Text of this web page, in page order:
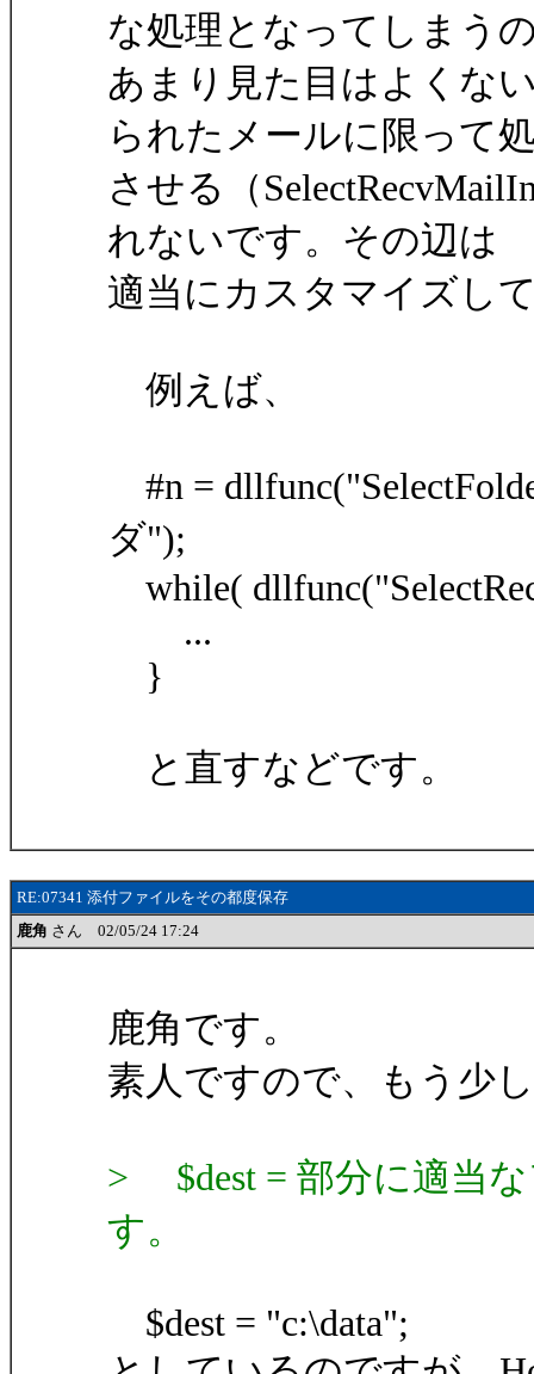
な処理となってしまう
あまり見た目はよくな
られたメールに限って
させる（
れないです。その辺は
適当にカスタマイズし
例えば、
#n =
ダ");
while(
...
}
と直すなどです。
RE:07341 添付ファイルをその都度保存
鹿角 さん 02/05/24 17:24
鹿角です。
素人ですので、もう少
> $dest = 部分に適当
す。
$dest = "c:\data";